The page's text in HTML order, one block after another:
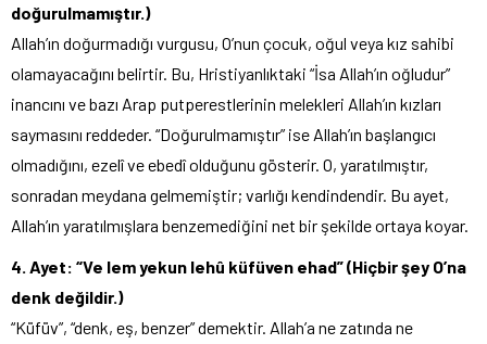
doğurulmamıştır.)
Allah’ın doğurmadığı vurgusu, O’nun çocuk, oğul veya kız sahibi
olamayacağını belirtir. Bu, Hristiyanlıktaki “İsa Allah’ın oğludur”
inancını ve bazı Arap putperestlerinin melekleri Allah’ın kızları
saymasını reddeder. “Doğurulmamıştır” ise Allah’ın başlangıcı
olmadığını, ezelî ve ebedî olduğunu gösterir. O, yaratılmıştır,
sonradan meydana gelmemiştir; varlığı kendindendir. Bu ayet,
Allah’ın yaratılmışlara benzemediğini net bir şekilde ortaya koyar.
4. Ayet: “Ve lem yekun lehû küfüven ehad” (Hiçbir şey O’na
denk değildir.)
“Küfüv”, “denk, eş, benzer” demektir. Allah’a ne zatında ne